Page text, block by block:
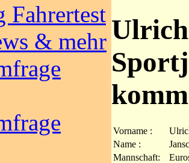
Fahrertest
& mehr
Vorname :
Name :
Mannschaft: